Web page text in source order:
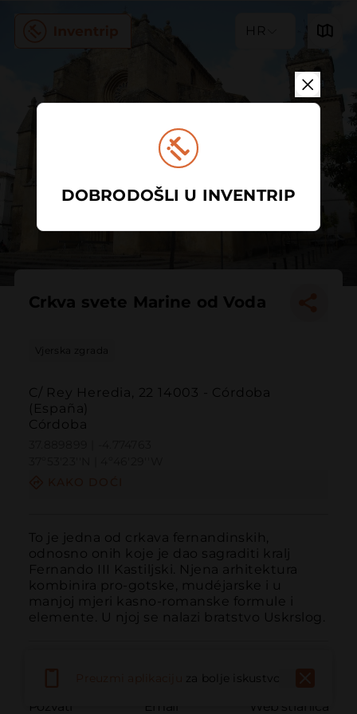
HR
Crkva svete Marine od Voda
Vjerska zgrada
C/ Rey Heredia, 22 14003 - Córdoba
(España)
Córdoba
To je jedna od crkava fernandinskih,
odnosno onih koje je dao sagraditi kralj
Fernando III Kastiljski. Njena arhitektura
kombinira pro-gotske, mudéjarske i u
manjoj mjeri kasno-romanske formule i
elemente. U njoj se nalazi bratstvo Uskrslog.
Pozvati Email Web stranica
za bolje iskustvo
DOBRODOŠLI U INVENTRIP